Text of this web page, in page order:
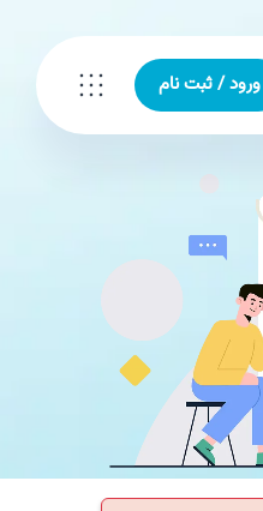
ورود / ثبت نام